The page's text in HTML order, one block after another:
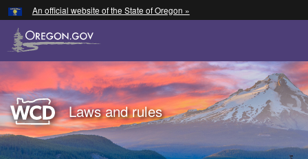
Skip
to
main
content
An official website of the State of Oregon »
Back
to
Home
Laws and rules
Hidden Submit